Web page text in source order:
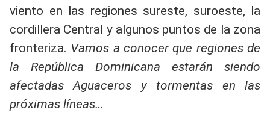
viento en las regiones sureste, suroeste, la
cordillera Central y algunos puntos de la zona
fronteriza. Vamos a conocer que regiones de
la República Dominicana estarán siendo
afectadas Aguaceros y tormentas en las
próximas líneas…